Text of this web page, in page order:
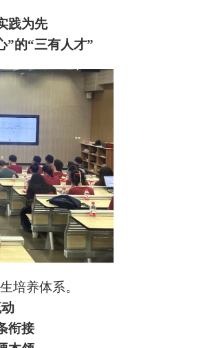
践为先
”的“三有人才”
培养体系。
衔接